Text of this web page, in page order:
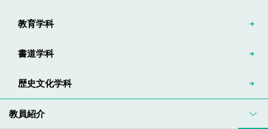
教育学科
書道学科
歴史文化学科
教員紹介